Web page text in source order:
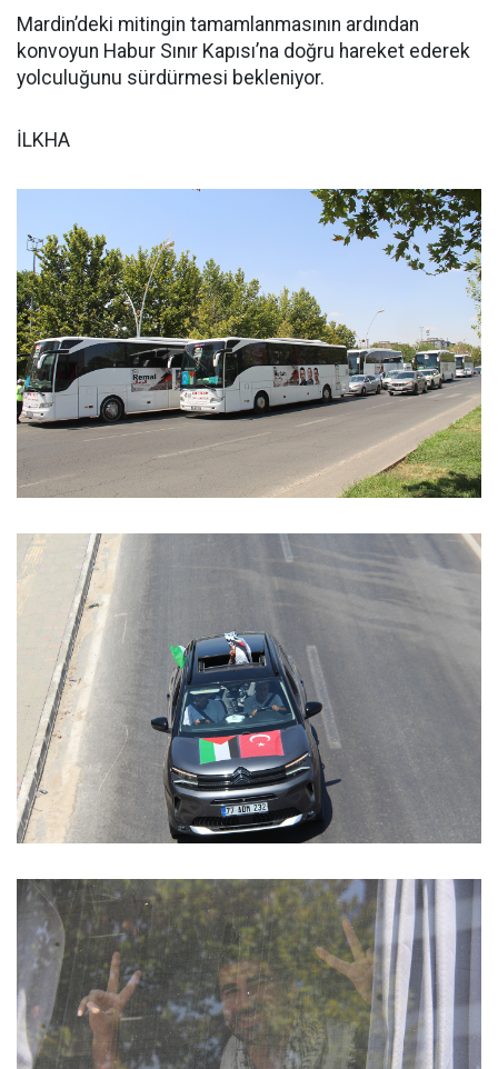
Mardin’deki mitingin tamamlanmasının ardından
konvoyun Habur Sınır Kapısı’na doğru hareket ederek
yolculuğunu sürdürmesi bekleniyor.
İLKHA